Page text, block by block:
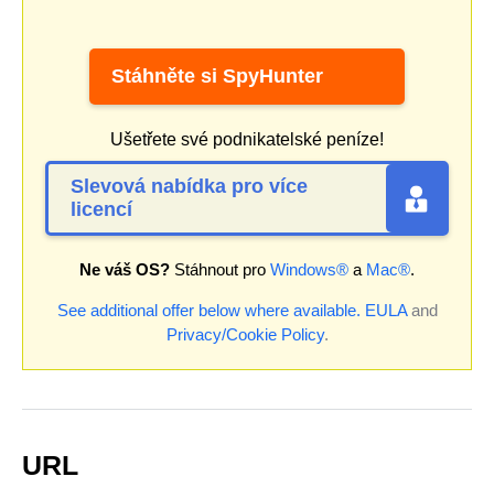
Stáhněte si SpyHunter
Ušetřete své podnikatelské peníze!
Slevová nabídka pro více
licencí
Ne váš OS? Stáhnout pro Windows® a Mac®.
See additional offer below where available. EULAand
Privacy/Cookie Policy.
URL